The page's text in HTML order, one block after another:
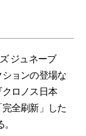
ジュネーブ
ョンの登場な
ロノス日本
全刷新」した